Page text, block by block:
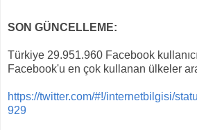
SON GÜNCELLEME:
Türkiye 29.951.960 Facebook
Facebook'u en çok kullanan ülkeler
https://twitter.com/#!/internetbilgisi/
929